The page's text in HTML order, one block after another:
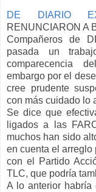
DE DIARIO
RENUNCIARON A
Compañeros de
pasada un
comparecencia
embargo por el
cree prudente
con más cuidado lo
Se dice que
ligados a las
muchos han sido
en cuenta el arreglo
con el Partido
TLC, que podría
A lo anterior